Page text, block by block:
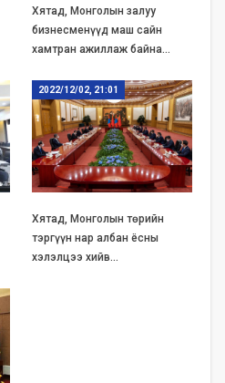
Хятад, Монголын залуу
бизнесменүүд маш сайн
хамтран ажиллаж байна…
2022/12/02, 21:01
Хятад, Монголын төрийн
тэргүүн нар албан ёсны
хэлэлцээ хийв…